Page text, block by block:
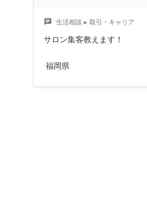
chat 生活相談 ▸ 取引・キャリア
サロン集客教えます！
福岡県